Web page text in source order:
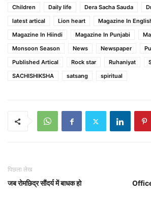
Children
Daily life Dera Sacha Sauda
latest artical
Lion heart
Magazine In
Magazine In Hiindi
Magazine In Punjabi
Monsoon Season
News Newspaper
Published Artical
Rock star Ruhaniyat
SACHISHIKSHA
satsang spiritual
पिछला लेख
जब रोमछिद्र सौंदर्य में बाधक हो